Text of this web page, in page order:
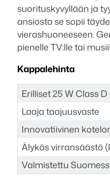
aktiivikaiutin
määrä
suorituskyvyllään ja
ansiosta se sopii
vierashuoneeseen.
pienelle TV:lle tai
Kappalehinta
Erilliset 25 W Class
Laaja taajuusvaste
Innovatiivinen
Älykäs virransäästö
Valmistettu